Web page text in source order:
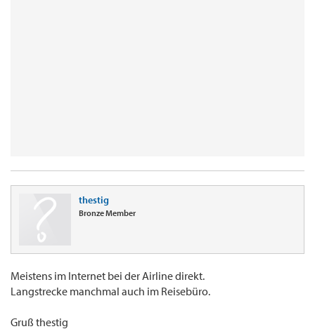
thestig
Bronze Member
Meistens im Internet bei der Airline direkt.
Langstrecke manchmal auch im Reisebüro.
Gruß thestig